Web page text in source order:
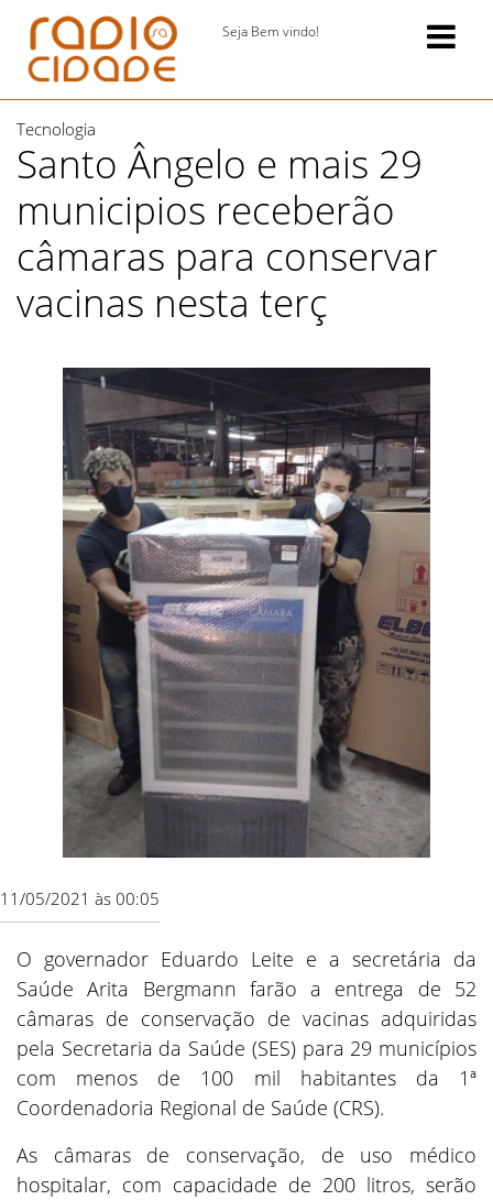
Seja Bem vindo!
Tecnologia
Santo Ângelo e mais 29
municipios receberão
câmaras para conservar
vacinas nesta terç
11/05/2021 às 00:05
O governador Eduardo Leite e a secretária da
Saúde Arita Bergmann farão a entrega de 52
câmaras de conservação de vacinas adquiridas
pela Secretaria da Saúde (SES) para 29 municípios
com menos de 100 mil habitantes da 1ª
Coordenadoria Regional de Saúde (CRS).
As câmaras de conservação, de uso médico
hospitalar, com capacidade de 200 litros, serão